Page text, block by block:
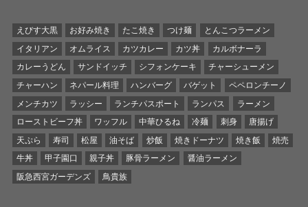
えびす大黒 お好み焼き たこ焼き つけ麺
とんこつラーメン
イタリアン
オムライス カツカレー カツ丼
カルボナーラ
カレーうどん
サンドイッチ シフォンケーキ
チャーシューメン
チャーハン
ネパール料理 ハンバーグ バゲット
ペペロンチーノ
メンチカツ
ラッシー ランチパスポート ランパス
ラーメン
ローストビーフ丼
ワッフル 中華ひるね 冷麺 刺身
唐揚げ
天ぷら
寿司 松屋 油そば 炒飯 焼きドーナツ 焼き飯
焼売
牛丼
甲子園口 親子丼 豚骨ラーメン
醤油ラーメン
阪急西宮ガーデンズ
鳥貴族